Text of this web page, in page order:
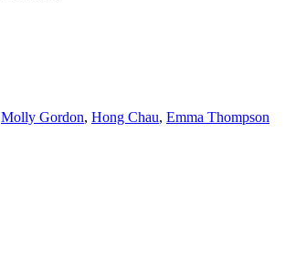
Molly Gordon, Hong Chau, Emma Thompson